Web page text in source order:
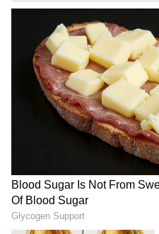
ಕೋಟೆಯ ಚಾರಣಕ್ಕೆ
ದಿನದಲ್ಲಿ ಮತ್ತೆ
ಕೇತನ್ ತಾಯಿ ಹೋಗಲು
ರಂದು ಆತನನ್ನು
ಬೆಟ್ಟದಿಂದ ತಳ್ಳಿದಳು. ಆದರೆ
ಹಿಡಿದು ಬಚಾವ್ ಆದ. ಕೂಡಲೇ
ತಳ್ಳಿದೆ ಎಂದಳು. ಅದು ಅಲ್ಲಿಗೆ
ಜೂನ್ 18 : ತನ್ನ
ಅಂದರೆ ಜೂನ್ 18 ರಂದು
ಕೇತನ್‌ನನ್ನು ಒಪ್ಪಿಸಿದಳು.